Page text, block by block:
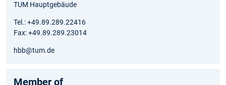
TUM Hauptgebäude
Tel.: +49.89.289.22416
Fax: +49.89.289.23014
hbb@tum.de
Member of